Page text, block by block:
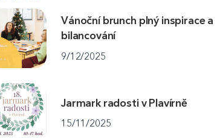
Vánoční brunch plný inspirace a
bilancování
9/12/2025
Jarmark radosti v Plavírně
15/11/2025